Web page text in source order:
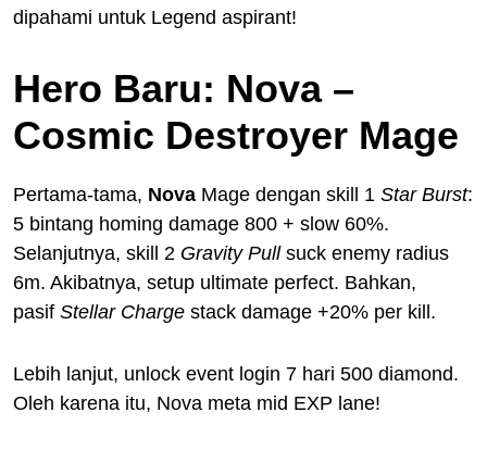
dipahami untuk Legend aspirant!
Hero Baru: Nova –
Cosmic Destroyer Mage
Pertama-tama, Nova Mage dengan skill 1 Star Burst:
5 bintang homing damage 800 + slow 60%.
Selanjutnya, skill 2 Gravity Pullsuck enemy radius
6m. Akibatnya, setup ultimate perfect. Bahkan,
pasif Stellar Charge stack damage +20% per kill.
Lebih lanjut, unlock event login 7 hari 500 diamond.
Oleh karena itu, Nova meta mid EXP lane!